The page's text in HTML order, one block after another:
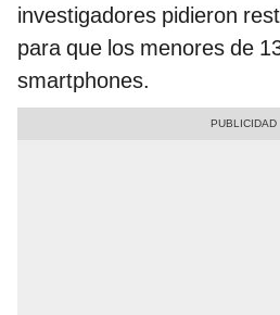
investigadores pidieron
para que los menores de
smartphones.